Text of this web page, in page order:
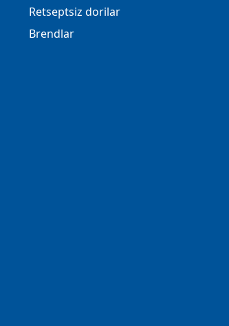
Retseptsiz dorilar
Brendlar